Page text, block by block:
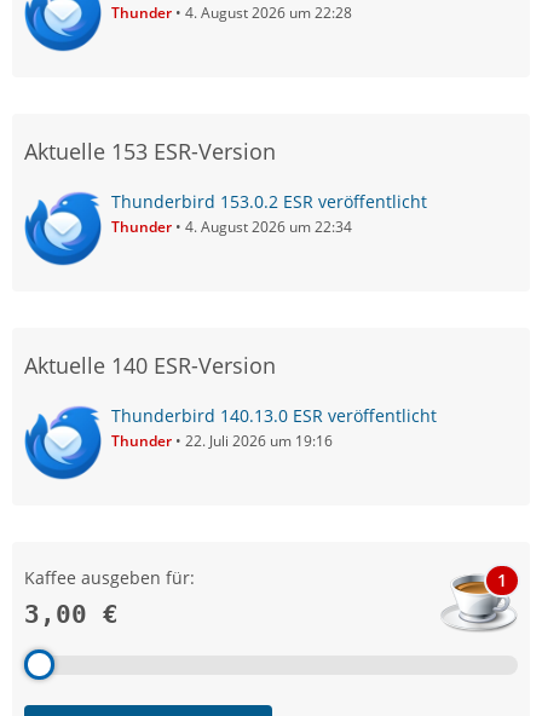
Thunder 4. August 2026 um 22:28
Aktuelle 153 ESR-Version
Thunderbird 153.0.2 ESR veröffentlicht
Thunder 4. August 2026 um 22:34
Aktuelle 140 ESR-Version
Thunderbird 140.13.0 ESR veröffentlicht
Thunder 22. Juli 2026 um 19:16
Kaffee ausgeben für:
3,00 €
1